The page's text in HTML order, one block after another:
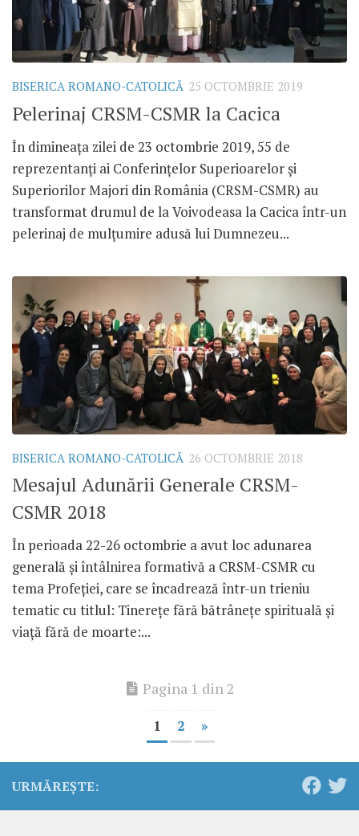
BISERICA ROMANO-CATOLICĂ 25 OCTOMBRIE 2019
Pelerinaj CRSM-CSMR la Cacica
În dimineața zilei de 23 octombrie 2019, 55 de
reprezentanți ai Conferințelor Superioarelor și
Superiorilor Majori din România (CRSM-CSMR) au
transformat drumul de la Voivodeasa la Cacica într-un
pelerinaj de mulțumire adusă lui Dumnezeu...
BISERICA ROMANO-CATOLICĂ 26 OCTOMBRIE 2018
Mesajul Adunării Generale CRSM-
CSMR 2018
În perioada 22-26 octombrie a avut loc adunarea
generală și întâlnirea formativă a CRSM-CSMR cu
tema Profeției, care se încadrează într-un trieniu
tematic cu titlul: Tinerețe fără bătrânețe spirituală și
viață fără de moarte:...
Pagina 1 din 2
1 2 »
URMĂREȘTE: